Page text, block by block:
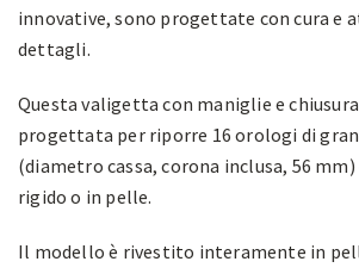
innovative, sono progettate con cura e
dettagli.
Questa valigetta con maniglie e
progettata per riporre 16 orologi di
(diametro cassa, corona inclusa, 56
rigido o in pelle.
Il modello è rivestito interamente in